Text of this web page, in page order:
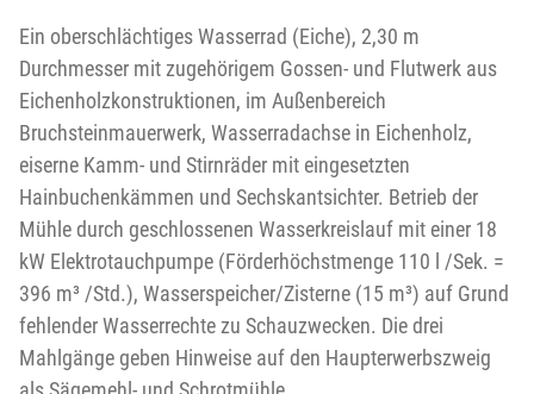
Ein oberschlächtiges Wasserrad (Eiche), 2,30 m
Durchmesser mit zugehörigem Gossen- und Flutwerk aus
Eichenholzkonstruktionen, im Außenbereich
Bruchsteinmauerwerk, Wasserradachse in Eichenholz,
eiserne Kamm- und Stirnräder mit eingesetzten
Hainbuchenkämmen und Sechskantsichter. Betrieb der
Mühle durch geschlossenen Wasserkreislauf mit einer 18
kW Elektrotauchpumpe (Förderhöchstmenge 110 l /Sek. =
396 m³ /Std.), Wasserspeicher/Zisterne (15 m³) auf Grund
fehlender Wasserrechte zu Schauzwecken. Die drei
Mahlgänge geben Hinweise auf den Haupterwerbszweig